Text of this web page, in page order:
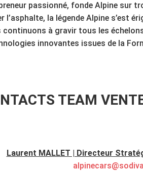
passionné, fonde Alpine
la légende Alpine
continuons à gravir tous les
innovantes issues de la
TEAM
Laurent MALLET | Directeur